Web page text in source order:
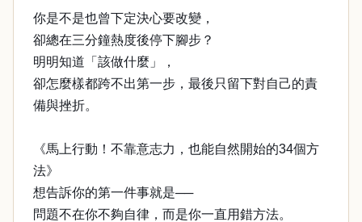
你是不是也曾下定決心要改變，
卻總在三分鐘熱度後停下腳步？
明明知道「該做什麼」，
卻怎麼樣都跨不出第一步，最後只留下對自己的責
備與挫折。
《馬上行動！不靠意志力，也能自然開始的34個方
法》
想告訴你的第一件事就是──
問題不在你不夠自律，而是你一直用錯方法。